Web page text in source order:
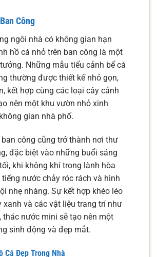
Công
ngôi nhà có không gian hạn
hồ cá nhỏ trên ban công là một
Những mẫu tiểu cảnh bể cá
thường được thiết kế nhỏ gọn,
kết hợp cùng các loại cây cảnh
nên một khu vườn nhỏ xinh
gian nhà phố.
ban công cũng trở thành nơi thư
đặc biệt vào những buổi sáng
khi không khí trong lành hòa
nước chảy róc rách và hình
nhẹ nhàng. Sự kết hợp khéo léo
xanh và các vật liệu trang trí như
thác nước mini sẽ tạo nên một
sinh động và đẹp mắt.
Cá Đẹp Trong Nhà